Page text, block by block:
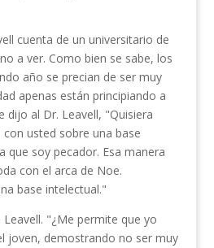
cuenta de un universitario de
a ver. Como bien se sabe, los
año se precian de ser muy
apenas están principiando a
dijo al Dr. Leavell, "Quisiera
usted sobre una base
que soy pecador. Esa manera
con el arca de Noe.
base intelectual."
Leavell. "¿Me permite que yo
joven, demostrando no ser muy